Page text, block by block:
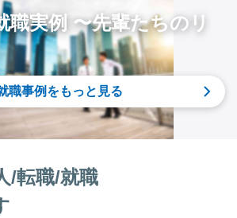
職実例 〜先輩たちのリ
職事例をもっと見る
/転職/就職